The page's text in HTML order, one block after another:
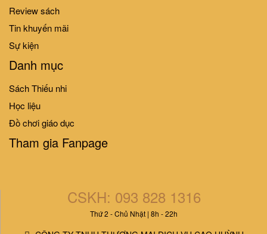
Review sách
Tin khuyến mãi
Sự kiện
Danh mục
Sách Thiếu nhi
Học liệu
Đồ chơi giáo dục
Tham gia Fanpage
CSKH: 093 828 1316
Thứ 2 - Chủ Nhật | 8h - 22h